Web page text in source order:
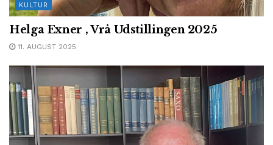
KULTUR
Helga Exner , Vrå Udstillingen 2025
11. AUGUST 2025